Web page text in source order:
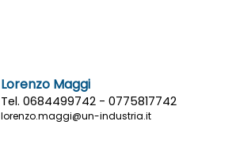
Lorenzo Maggi
Tel. 0684499742 - 0775817742
lorenzo.maggi@un-industria.it